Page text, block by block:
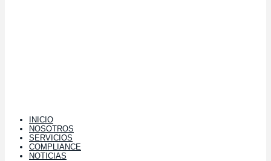
INICIO
NOSOTROS
SERVICIOS
COMPLIANCE
NOTICIAS